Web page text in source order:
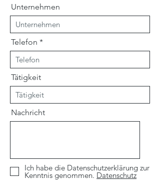
Unternehmen
Telefon
Tätigkeit
Nachricht
Ich habe die Datenschutzerklärung zur
Kenntnis genommen. Datenschutz